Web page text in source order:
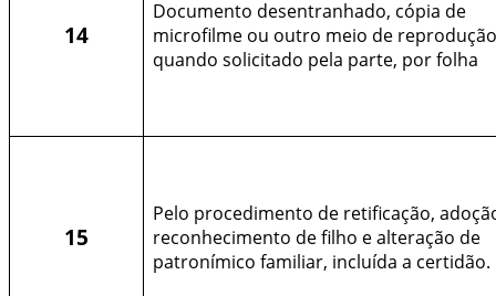
14
Documento desentranhado, cópia de
microfilme ou outro meio de
quando solicitado pela parte, por folha
15
Pelo procedimento de retificação,
reconhecimento de filho e alteração de
patronímico familiar, incluída a certidão.